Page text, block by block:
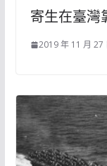
寄生在臺灣
2019 年 11 月 27